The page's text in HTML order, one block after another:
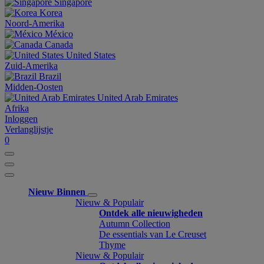
Singapore
Korea
Noord-Amerika
México
Canada
United States
Zuid-Amerika
Brazil
Midden-Oosten
United Arab Emirates
Afrika
Inloggen
Verlanglijstje
0
Nieuw Binnen
Nieuw & Populair
Ontdek alle nieuwigheden
Autumn Collection
De essentials van Le Creuset
Thyme
Nieuw & Populair